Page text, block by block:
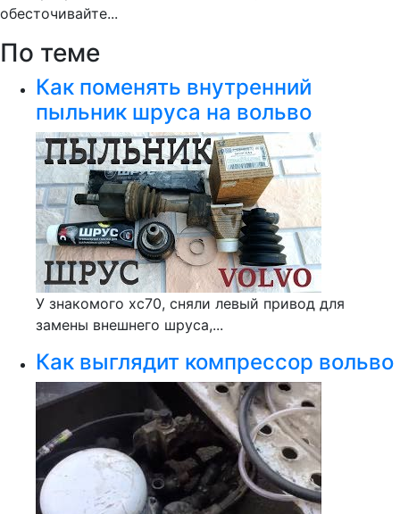
обесточивайте...
По теме
Как поменять внутренний
пыльник шруса на вольво
У знакомого хс70, сняли левый привод для
замены внешнего шруса,...
Как выглядит компрессор вольво